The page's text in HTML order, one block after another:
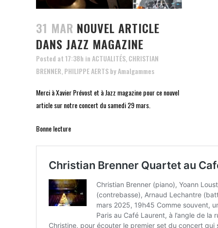
31 MAR NOUVEL ARTICLE
DANS JAZZ MAGAZINE
Posted at 17:38h inACTUALITÉS CHRISTIAN
BRENNER PHILIPPE AERTSbyAmalgammes
Merci à Xavier Prévost et à Jazz magazine pour ce nouvel
article sur notre concert du samedi 29 mars.
Bonne lecture